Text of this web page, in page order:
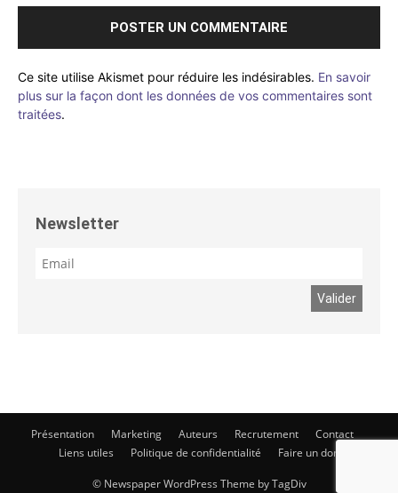
Ce site utilise Akismet pour réduire les indésirables. En savoir
plus sur la façon dont les données de vos commentaires sont
traitées.
Newsletter
Présentation Marketing Auteurs Recrutement
Contact
Liens utiles
Politique de confidentialité Faire un don
© Newspaper WordPress Theme by TagDiv